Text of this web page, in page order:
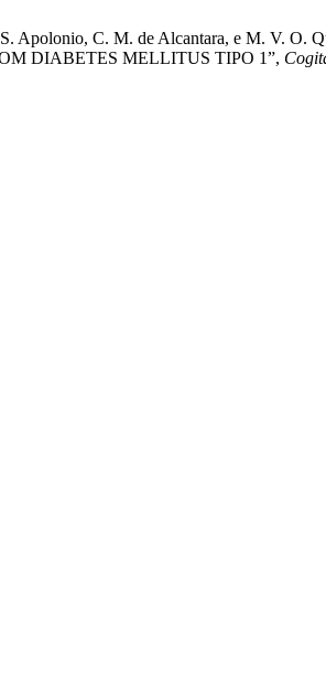
Apolonio, C. M. de Alcantara, e M. V.
DIABETES MELLITUS TIPO 1”,